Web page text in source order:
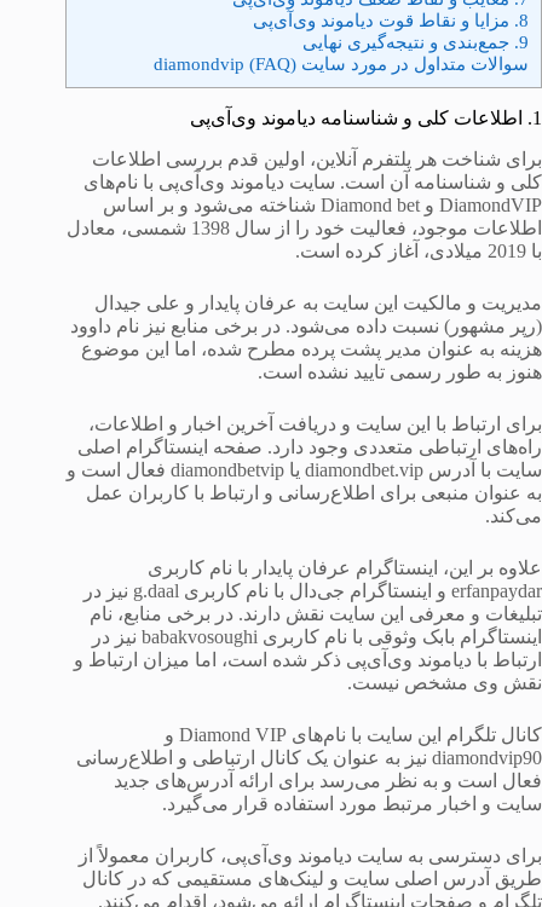
8. مزایا و نقاط قوت دیاموند وی‌آی‌پی
9. جمع‌بندی و نتیجه‌گیری نهایی
سوالات متداول در مورد سایت diamondvip (FAQ)
1. اطلاعات کلی و شناسنامه دیاموند وی‌آی‌پی
برای شناخت هر پلتفرم آنلاین، اولین قدم بررسی اطلاعات
کلی و شناسنامه آن است. سایت دیاموند وی‌آی‌پی با نام‌های
DiamondVIP و Diamond bet شناخته می‌شود و بر اساس
اطلاعات موجود، فعالیت خود را از سال 1398 شمسی، معادل
با 2019 میلادی، آغاز کرده است.
مدیریت و مالکیت این سایت به عرفان پایدار و علی جیدال
(رپر مشهور) نسبت داده می‌شود. در برخی منابع نیز نام داوود
هزینه به عنوان مدیر پشت پرده مطرح شده، اما این موضوع
هنوز به طور رسمی تایید نشده است.
برای ارتباط با این سایت و دریافت آخرین اخبار و اطلاعات،
راه‌های ارتباطی متعددی وجود دارد. صفحه اینستاگرام اصلی
سایت با آدرس diamondbet.vip یا diamondbetvip فعال است و
به عنوان منبعی برای اطلاع‌رسانی و ارتباط با کاربران عمل
می‌کند.
علاوه بر این، اینستاگرام عرفان پایدار با نام کاربری
erfanpaydar و اینستاگرام جی‌دال با نام کاربری g.daal نیز در
تبلیغات و معرفی این سایت نقش دارند. در برخی منابع، نام
اینستاگرام بابک وثوقی با نام کاربری babakvosoughi نیز در
ارتباط با دیاموند وی‌آی‌پی ذکر شده است، اما میزان ارتباط و
نقش وی مشخص نیست.
کانال تلگرام این سایت با نام‌های Diamond VIP و
diamondvip90 نیز به عنوان یک کانال ارتباطی و اطلاع‌رسانی
فعال است و به نظر می‌رسد برای ارائه آدرس‌های جدید
سایت و اخبار مرتبط مورد استفاده قرار می‌گیرد.
برای دسترسی به سایت دیاموند وی‌آی‌پی، کاربران معمولاً از
طریق آدرس اصلی سایت و لینک‌های مستقیمی که در کانال
تلگرام و صفحات اینستاگرام ارائه می‌شود، اقدام می‌کنند.